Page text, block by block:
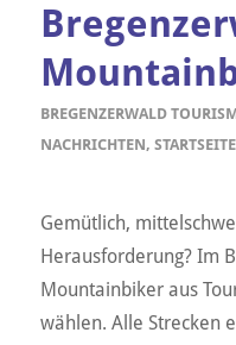
BREGENZERWALD
NACHRICHTEN, STARTSEITE
Gemütlich,
Herausforderung? Im
Mountainbiker aus
wählen. Alle Strecken